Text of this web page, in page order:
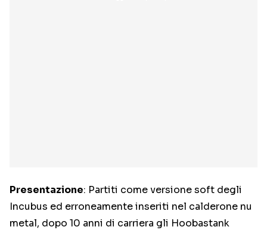
Presentazione: Partiti come versione soft degli
Incubus ed erroneamente inseriti nel calderone nu
metal, dopo 10 anni di carriera gli Hoobastank